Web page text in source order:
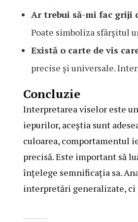
Ar trebui să-mi fac griji
Poate simboliza sfârșitul
Există o carte de vis
precise și universale.
Concluzie
Interpretarea viselor este
iepurilor, aceștia sunt
culoarea, comportamentul
precisă. Este important să
înțelege semnificația sa.
interpretări generalizate, ci